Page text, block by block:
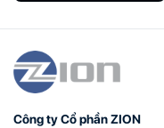
Công ty Cổ phần ZION